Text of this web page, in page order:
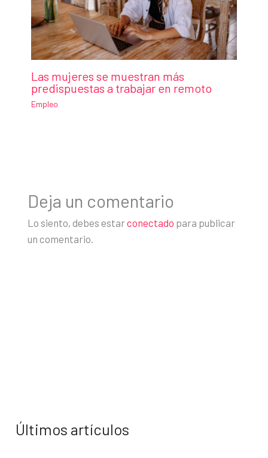
Las mujeres se muestran más
predispuestas a trabajar en remoto
Empleo
Deja un comentario
Lo siento, debes estarconectado para publicar
un comentario.
Últimos artículos